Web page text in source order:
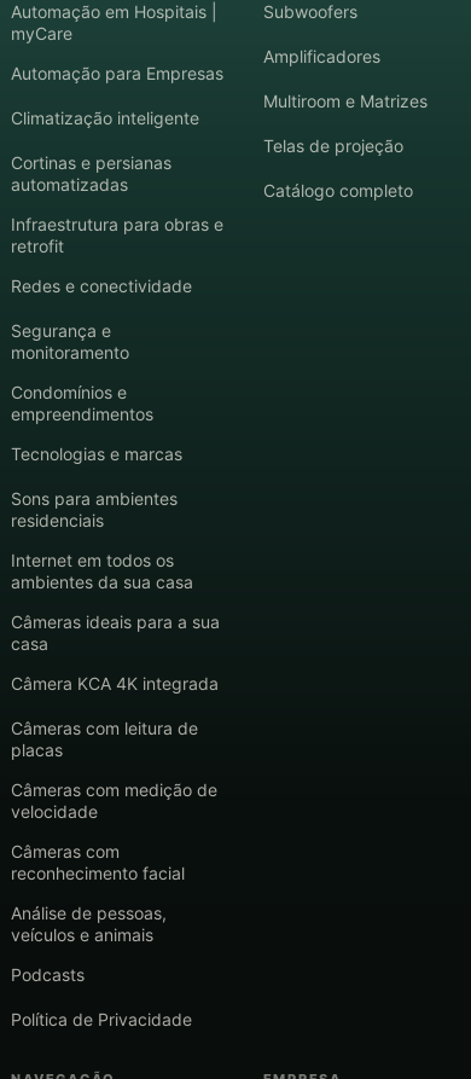
Automação em Hospitais |
myCare
Automação para Empresas
Climatização inteligente
Cortinas e persianas
automatizadas
Infraestrutura para obras e
retrofit
Redes e conectividade
Segurança e
monitoramento
Condomínios e
empreendimentos
Tecnologias e marcas
Sons para ambientes
residenciais
Internet em todos os
ambientes da sua casa
Câmeras ideais para a sua
casa
Câmera KCA 4K integrada
Câmeras com leitura de
placas
Câmeras com medição de
velocidade
Câmeras com
reconhecimento facial
Análise de pessoas,
veículos e animais
Podcasts
Política de Privacidade
Subwoofers
Amplificadores
Multiroom e Matrizes
Telas de projeção
Catálogo completo